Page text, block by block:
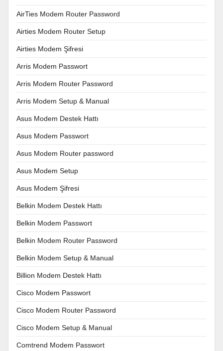
AirTies Modem Router Password
Airties Modem Router Setup
Airties Modem Şifresi
Arris Modem Passwort
Arris Modem Router Password
Arris Modem Setup & Manual
Asus Modem Destek Hattı
Asus Modem Passwort
Asus Modem Router password
Asus Modem Setup
Asus Modem Şifresi
Belkin Modem Destek Hattı
Belkin Modem Passwort
Belkin Modem Router Password
Belkin Modem Setup & Manual
Billion Modem Destek Hattı
Cisco Modem Passwort
Cisco Modem Router Password
Cisco Modem Setup & Manual
Comtrend Modem Passwort